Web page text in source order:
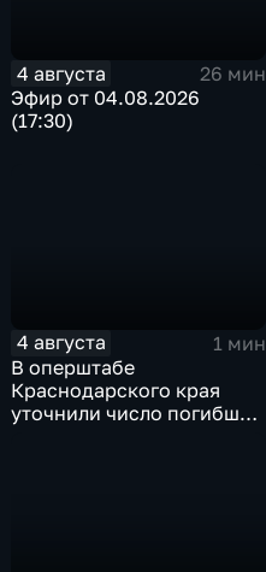
4 августа
26 мин
Эфир от 04.08.2026
(17:30)
4 августа
1 мин
В оперштабе
Краснодарского края
уточнили число погибших